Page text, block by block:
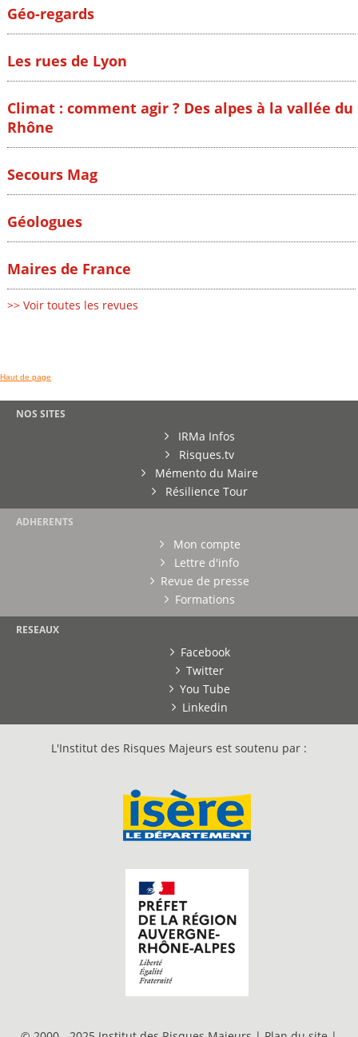
Géo-regards
Les rues de Lyon
Climat : comment agir ? Des alpes à la vallée du
Rhône
Secours Mag
Géologues
Maires de France
>> Voir toutes les revues
Haut de page
NOS SITES
IRMa Infos
Risques.tv
Mémento du Maire
Résilience Tour
ADHERENTS
Mon compte
Lettre d'info
Revue de presse
Formations
RESEAUX
Facebook
Twitter
You Tube
Linkedin
L'Institut des Risques Majeurs est soutenu par :